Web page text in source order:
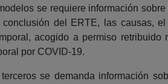
se requiere información
del ERTE, las causas,
acogido a permiso
por COVID-19.
se demanda información